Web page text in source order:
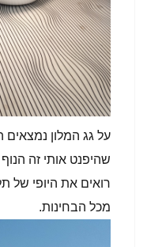
על גג המלון
שהיפנט אותי זה
רואים את היופי של
מכל הבחינות.